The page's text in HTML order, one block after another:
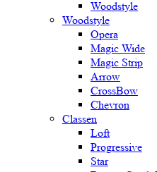
Woodstyle
Woodstyle
Opera
Magic Wide
Magic Strip
Arrow
CrossBow
Chevron
Classen
Loft
Progressive
Star